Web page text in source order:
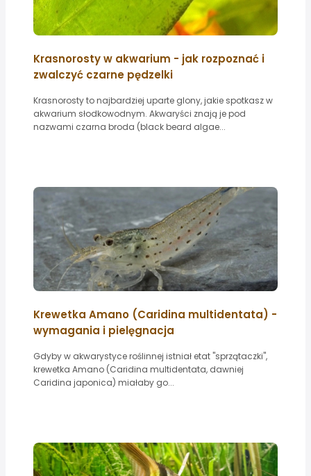
Krasnorosty w akwarium - jak rozpoznać i
zwalczyć czarne pędzelki
Krasnorosty to najbardziej uparte glony, jakie spotkasz w
akwarium słodkowodnym. Akwaryści znają je pod
nazwami czarna broda (black beard algae...
Krewetka Amano (Caridina multidentata) -
wymagania i pielęgnacja
Gdyby w akwarystyce roślinnej istniał etat "sprzątaczki",
krewetka Amano (Caridina multidentata, dawniej
Caridina japonica) miałaby go...